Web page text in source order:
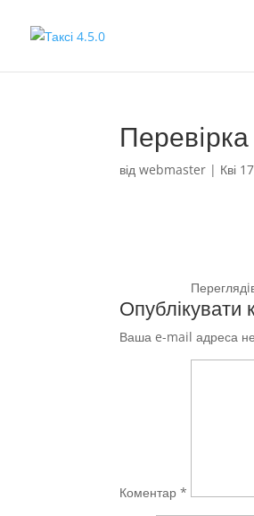
Перевiрка
відwebmaster | Кві
Опублікувати
Ваша e-mail адреса
Коментар*